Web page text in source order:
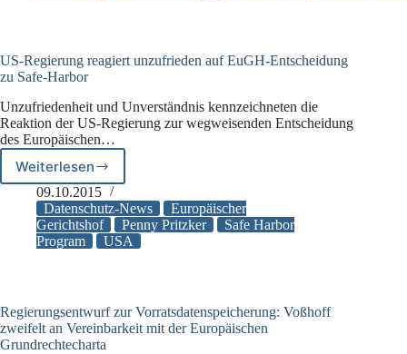
Anbietern
für
Dritter
US-Regierung reagiert unzufrieden auf EuGH-Entscheidung
zu Safe-Harbor
Unzufriedenheit und Unverständnis kennzeichneten die
Reaktion der US-Regierung zur wegweisenden Entscheidung
des Europäischen…
Weiterlesen
US-
Regierung
reagiert
unzufrieden
auf
Safe-
Harbor
09.10.2015
Datenschutz-News
Europäischer
Gerichtshof
Penny Pritzker
Safe Harbor
Program
USA
Regierungsentwurf zur Vorratsdatenspeicherung: Voßhoff
zweifelt an Vereinbarkeit mit der Europäischen
Grundrechtecharta